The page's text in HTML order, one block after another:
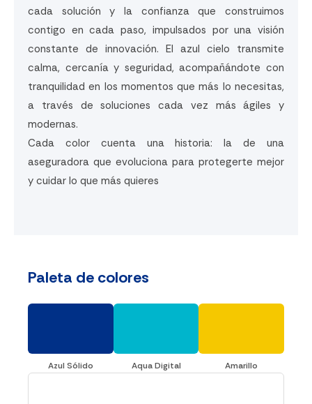
cada solución y la confianza que construimos
contigo en cada paso, impulsados por una visión
constante de innovación. El azul cielo transmite
calma, cercanía y seguridad, acompañándote con
tranquilidad en los momentos que más lo necesitas,
a través de soluciones cada vez más ágiles y
modernas.
Cada color cuenta una historia: la de una
aseguradora que evoluciona para protegerte mejor
y cuidar lo que más quieres
Paleta de colores
Azul Sólido Aqua Digital Amarillo